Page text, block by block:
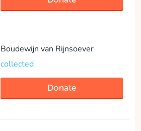
Boudewijn van Rijnsoever
collected
Donate